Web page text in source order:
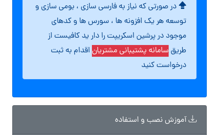
در صورتی که نیاز به فارسی سازی ، بومی سازی و
توسعه هر یک افزونه ها ، سورس ها و کدهای
موجود در پرشین اسکریپت را دار ید کافیست از
طریقسامانه پشتیبانی مشتریان اقدام به ثبت
درخواست کنید
آموزش نصب و استفاده